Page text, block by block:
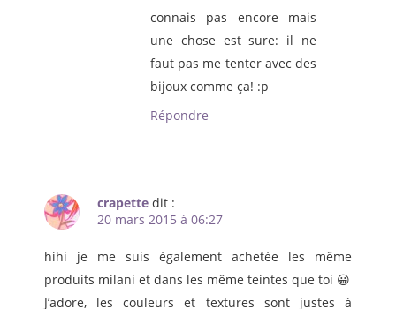
connais pas encore mais
une chose est sure: il ne
faut pas me tenter avec des
bijoux comme ça! :p
Répondre
crapette dit :
20 mars 2015 à 06:27
hihi je me suis également achetée les même
produits milani et dans les même teintes que toi 😀
J’adore, les couleurs et textures sont justes à